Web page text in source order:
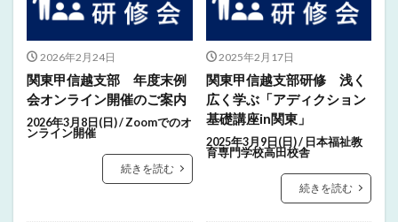
2026年2月24日
関東甲信越支部 年度末例
会オンライン開催のご案内
2026年3月8日(日) / Zoomでのオ
ンライン開催
続きを読む
2025年2月17日
関東甲信越支部研修 浅く
広く学ぶ「アディクション
基礎講座in関東」
2025年3月9日(日) / 日本福祉教
育専門学校高田校舎
続きを読む